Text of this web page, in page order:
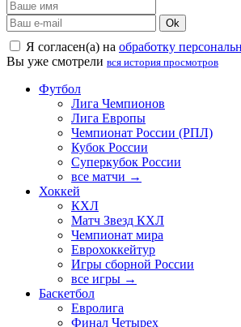
Ok
Я согласен(а) на обработку
Вы уже смотрели вся история просмотров
Футбол
Лига Чемпионов
Лига Европы
Чемпионат России (РПЛ)
Кубок России
Суперкубок России
все матчи →
Хоккей
КХЛ
Матч Звезд КХЛ
Чемпионат мира
Еврохоккейтур
Игры сборной России
все игры →
Баскетбол
Евролига
Финал Четырех